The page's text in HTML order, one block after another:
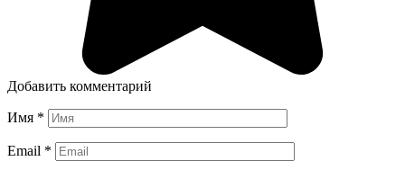
Добавить комментарий
Имя *
Email *